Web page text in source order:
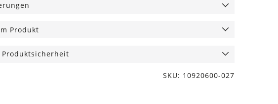
Produkt
Produktsicherheit
SKU: 10920600-027